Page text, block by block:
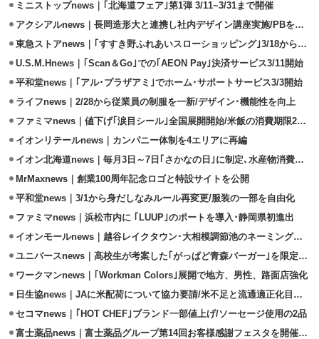
ミニストップnews｜｢北海道フェア｣第1弾 3/11~3/31まで開催
アクシアルnews｜長岡造形大と連携し社内デザイン講座実施/PBをデザイン
東急ストアnews｜｢すすき野ふれあいスローショッピング｣3/18から実施
U.S.M.Hnews｜｢Scan＆Go｣での｢AEON Pay｣決済サービス3/11開始
平和堂news｜｢アル･プラザアミ｣でホーム･サポートサービス3/3開始
ライフnews｜2/28から従業員の制服を一新/デザイン･機能性を向上
ファミマnews｜値下げ｢涙目シール｣全国展開開始/米飯の消費期限2時間延長
イオンリテールnews｜カンパニー体制を4エリアに再編
イオン北海道news｜毎月3日～7日｢さかなの日｣に制定､水産物消費促す
MrMaxnews｜創業100周年記念ロゴと特設サイトを公開
平和堂news｜3/1から身だしなみルール再変更/服装の一部を自由化
ファミマnews｜浜松市内に ｢LUUP｣のポートを導入･静岡県初進出
イオンモールnews｜越谷レイクタウン･大相模調節池のネーミングライツ取得
ユニバースnews｜高校生が考案した｢がっぱど青森バーガー｣を限定販売
ワークマンnews｜｢Workman Colors｣展開で地方、男性、路面店強化
日生協news｜JAに米配荷について協力要請/米不足と流通適正化目指す
セコマnews｜｢HOT CHEF｣ブランド一部値上げ/ソーセージ使用の2品
富士薬品news｜富士薬品グループ第14回お客様感謝フェスタを開催3/15